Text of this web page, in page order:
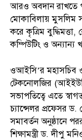
আরও অবদান রাখতে
মোকাবিলায় মুসলিম
করে কৃত্রিম
কম্পিউটিং ও অন্যান্য
ওআইসি’র মহাসচিব
টেকনোলজির
সভাপতিত্বে এতে
চ্যান্সেলর প্রফেসর
সমাবর্তন অনুষ্ঠানে
শিক্ষামন্ত্রী ড. দীপু